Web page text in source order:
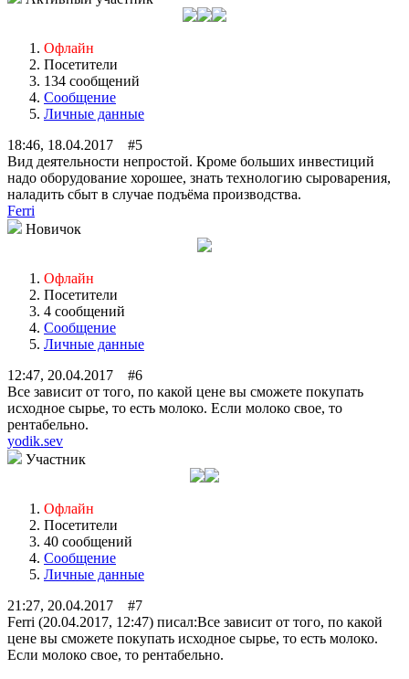
Офлайн
Посетители
134 сообщений
Сообщение
Личные данные
18:46, 18.04.2017 #5
Вид деятельности непростой. Кроме больших инвестиций
надо оборудование хорошее, знать технологию сыроварения,
наладить сбыт в случае подъёма производства.
Ferri
Новичок
Офлайн
Посетители
4 сообщений
Сообщение
Личные данные
12:47, 20.04.2017 #6
Все зависит от того, по какой цене вы сможете покупать
исходное сырье, то есть молоко. Если молоко свое, то
рентабельно.
yodik.sev
Участник
Офлайн
Посетители
40 сообщений
Сообщение
Личные данные
21:27, 20.04.2017 #7
Ferri (20.04.2017, 12:47) писал:Все зависит от того, по какой
цене вы сможете покупать исходное сырье, то есть молоко.
Если молоко свое, то рентабельно.